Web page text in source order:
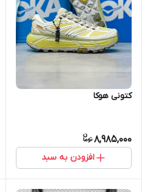
کتونی هوکا
8,985,000
افزودن به سبد